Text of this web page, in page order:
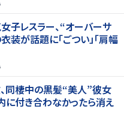
子レスラー、“オーバーサ
装が話題に「ごつい」「肩幅
、同棲中の黒髪“美人”彼女
に付き合わなかったら消え